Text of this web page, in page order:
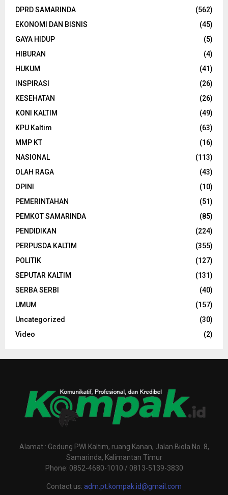
DPRD SAMARINDA
(562)
EKONOMI DAN BISNIS
(45)
GAYA HIDUP
(5)
HIBURAN
(4)
HUKUM
(41)
INSPIRASI
(26)
KESEHATAN
(26)
KONI KALTIM
(49)
KPU Kaltim
(63)
MMP KT
(16)
NASIONAL
(113)
OLAH RAGA
(43)
OPINI
(10)
PEMERINTAHAN
(51)
PEMKOT SAMARINDA
(85)
PENDIDIKAN
(224)
PERPUSDA KALTIM
(355)
POLITIK
(127)
SEPUTAR KALTIM
(131)
SERBA SERBI
(40)
UMUM
(157)
Uncategorized
(30)
Video
(2)
Alamat : Gedung PWI Kaltim, ruang Kanan, Jalan Biola No. 8,
Samarinda, Kalimantan Timur
Phone: 0852-4680-1010 / 0813-5139-3830
Contact us: adm.pt.kompak.id@gmail.com